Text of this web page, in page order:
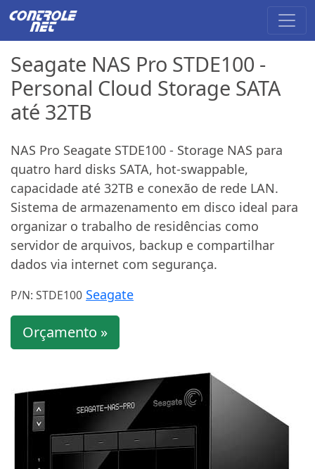
Seagate NAS Pro STDE100 -
Personal Cloud Storage SATA
até 32TB
NAS Pro Seagate STDE100 - Storage NAS para
quatro hard disks SATA, hot-swappable,
capacidade até 32TB e conexão de rede LAN.
Sistema de armazenamento em disco ideal para
organizar o trabalho de residências como
servidor de arquivos, backup e compartilhar
dados via internet com segurança.
P/N: STDE100 Seagate
Orçamento »